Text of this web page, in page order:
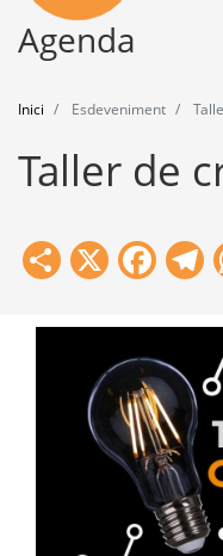
Actualitat
Eines
Agenda
Inici Esdeveniment
Taller de
Share
X